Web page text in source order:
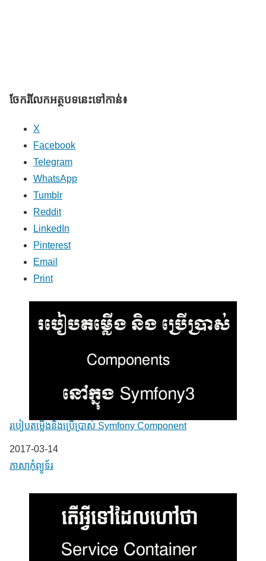
ចែករំលែក​អត្ថបទនេះទៅកាន់៖
X
Facebook
Telegram
WhatsApp
Tumblr
Reddit
LinkedIn
Pinterest
Email
Print
របៀបតម្លើងនិងប្រើប្រាស់ Symfony Component
Date
2017-03-14
In relation to
ភាសា​កុំព្យូទ័រ